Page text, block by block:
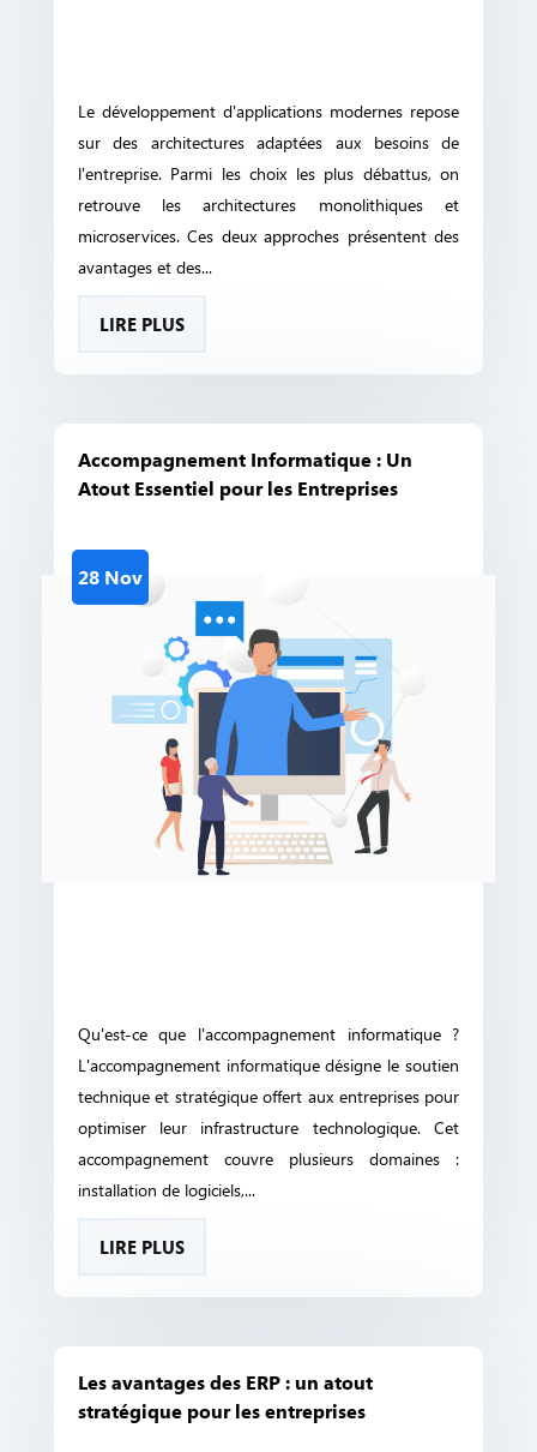
Le développement d'applications modernes repose
sur des architectures adaptées aux besoins de
l'entreprise. Parmi les choix les plus débattus, on
retrouve les architectures monolithiques et
microservices. Ces deux approches présentent des
avantages et des...
LIRE PLUS
Accompagnement Informatique : Un
Atout Essentiel pour les Entreprises
28 Nov
Qu'est-ce que l'accompagnement informatique ?
L'accompagnement informatique désigne le soutien
technique et stratégique offert aux entreprises pour
optimiser leur infrastructure technologique. Cet
accompagnement couvre plusieurs domaines :
installation de logiciels,...
LIRE PLUS
Les avantages des ERP : un atout
stratégique pour les entreprises